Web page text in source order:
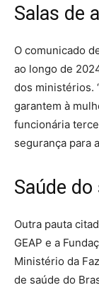
Salas de
O comunicado
ao longo de
dos ministérios.
garantem à
funcionária
segurança para
Saúde
Outra pauta
GEAP e a
Ministério da
de saúde do